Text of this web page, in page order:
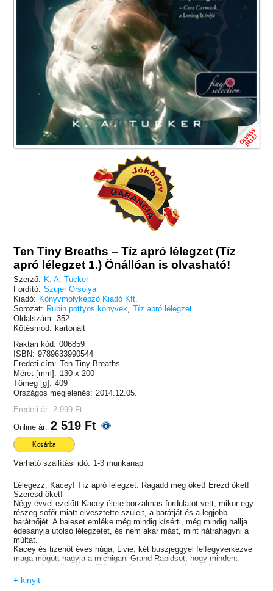
Ten Tiny Breaths – Tíz apró lélegzet (Tíz
apró lélegzet 1.) Önállóan is olvasható!
Szerző: K. A. Tucker
Fordító: Szujer Orsolya
Kiadó: Könyvmolyképző Kiadó Kft.
Sorozat: Rubin pöttyös könyvek, Tíz apró lélegzet
Oldalszám: 352
Kötésmód: kartonált
Raktári kód: 006859
ISBN: 9789633990544
Eredeti cím: Ten Tiny Breaths
Méret [mm]: 130 x 200
Tömeg [g]: 409
Országos megjelenés: 2014.12.05.
Eredeti ár: 2 999 Ft
Online ár: 2 519 Ft
Kosárba
Várható szállítási idő: 1-3 munkanap
Lélegezz, Kacey! Tíz apró lélegzet. Ragadd meg őket! Érezd őket!
Szeresd őket!
Négy évvel ezelőtt Kacey élete borzalmas fordulatot vett, mikor egy
részeg sofőr miatt elvesztette szüleit, a barátját és a legjobb
barátnőjét. A baleset emléke még mindig kísérti, még mindig hallja
édesanyja utolsó lélegzetét, és nem akar mást, mint hátrahagyni a
múltat.
Kacey és tizenöt éves húga, Livie, két buszjeggyel felfegyverkezve
maga mögött hagyja a michigani Grand Rapidsot, hogy mindent
újrakezdjen Miamiban. Először alig tudnak megélni, de Kacey nem
aggódik. Ő mindennel elbír – kivéve titokzatos szomszédjával az 1D
lakásból.
+ kinyit